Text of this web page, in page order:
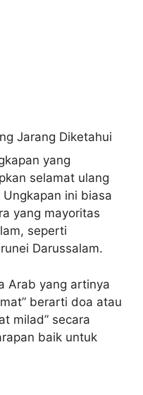
yang
selamat ulang
ini biasa
yang mayoritas
seperti
Darussalam.
Arab yang artinya
berarti doa atau
milad” secara
baik untuk